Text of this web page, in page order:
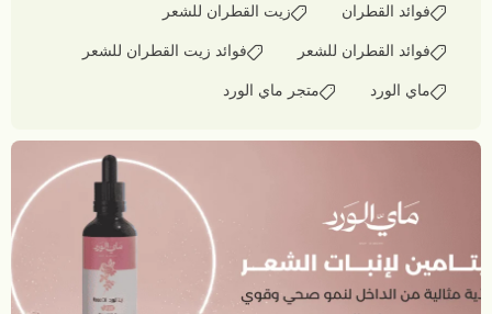
فوائد القطران زيت القطران للشعر
فوائد القطران للشعر فوائد زيت القطران للشعر
ماي الورد متجر ماي الورد